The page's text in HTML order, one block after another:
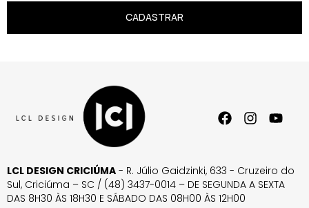
CADASTRAR
LCL DESIGN CRICIÚMA - R. Júlio Gaidzinki, 633 - Cruzeiro do
Sul, Criciúma – SC / (48) 3437-0014 – DE SEGUNDA A SEXTA
DAS 8H30 ÀS 18H30 E SÁBADO DAS 08H00 ÀS 12H00